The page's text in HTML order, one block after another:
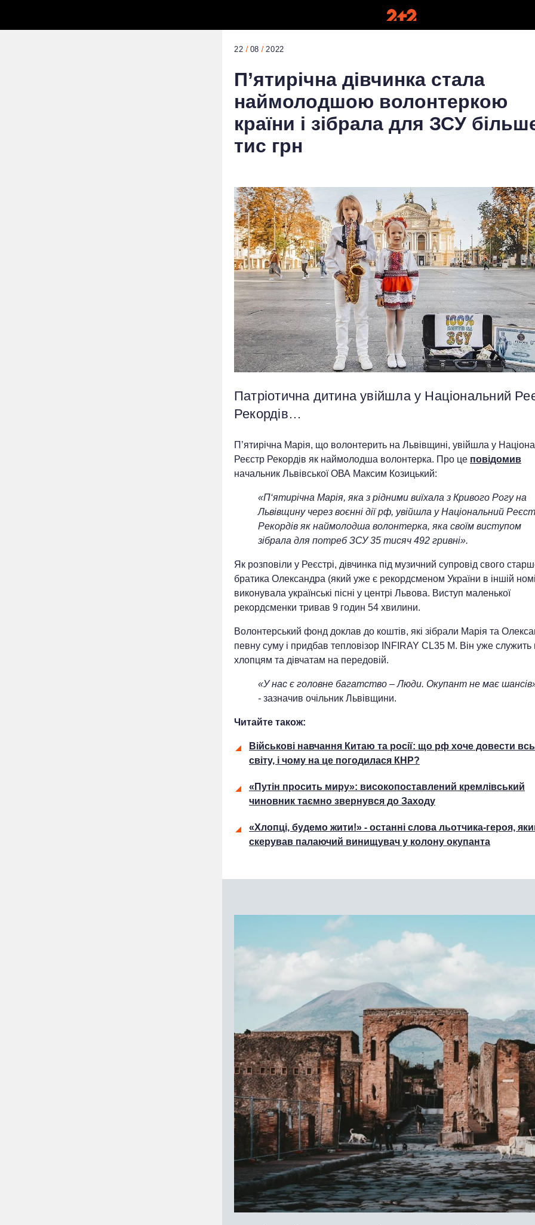
22 08 2022
П’ятирічна дівчинка стала
наймолодшою волонтеркою
країни і зібрала для ЗСУ
тис грн
Патріотична дитина увійшла у Національний
Рекордів…
П’ятирічна Марія, що волонтерить на Львівщині, увійшла у
Реєстр Рекордів як наймолодша волонтерка. Про це повідомив
начальник Львівської ОВА Максим Козицький:
«П‘ятирічна Марія, яка з рідними виїхала з Кривого Рогу на
Львівщину через воєнні дії рф, увійшла у Національний
Рекордів як наймолодша волонтерка, яка своїм виступом
зібрала для потреб ЗСУ 35 тисяч 492 гривні».
Як розповіли у Реєстрі, дівчинка під музичний супровід свого
братика Олександра (який уже є рекордсменом України в іншій
виконувала українські пісні у центрі Львова. Виступ маленької
рекордсменки тривав 9 годин 54 хвилини.
Волонтерський фонд доклав до коштів, які зібрали Марія та
певну суму і придбав тепловізор INFIRAY СL35 M. Він уже
хлопцям та дівчатам на передовій.
«У нас є головне багатство – Люди. Окупант не має
- зазначив очільник Львівщини.
Читайте також:
Військові навчання Китаю та росії: що рф хоче довести
світу, і чому на це погодилася КНР?
«Путін просить миру»: високопоставлений кремлівський
чиновник таємно звернувся до Заходу
«Хлопці, будемо жити!» - останні слова льотчика-героя,
скерував палаючий винищувач у колону окупанта